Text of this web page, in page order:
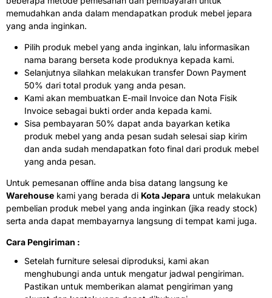
memudahkan anda dalam mendapatkan produk mebel jepara
yang anda inginkan.
Pilih produk mebel yang anda inginkan, lalu informasikan
nama barang berseta kode produknya kepada kami.
Selanjutnya silahkan melakukan transfer Down Payment
50% dari total produk yang anda pesan.
Kami akan membuatkan E-mail Invoice dan Nota Fisik
Invoice sebagai bukti order anda kepada kami.
Sisa pembayaran 50% dapat anda bayarkan ketika
produk mebel yang anda pesan sudah selesai siap kirim
dan anda sudah mendapatkan foto final dari produk mebel
yang anda pesan.
Untuk pemesanan offline anda bisa datang langsung ke
Warehouse kami yang berada di Kota Jepara untuk melakukan
pembelian produk mebel yang anda inginkan (jika ready stock)
serta anda dapat membayarnya langsung di tempat kami juga.
Cara Pengiriman :
Setelah furniture selesai diproduksi, kami akan
menghubungi anda untuk mengatur jadwal pengiriman.
Pastikan untuk memberikan alamat pengiriman yang